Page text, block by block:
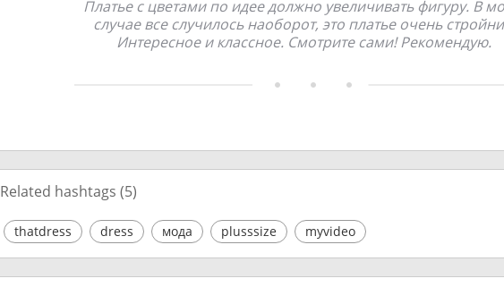
Платье с цветами по идее должно увеличивать фигуру. В
случае все случилось наоборот, это платье очень
Интересное и классное. Смотрите сами! Рекомендую.
Related hashtags (5)
thatdress dress мода plusssize myvideo